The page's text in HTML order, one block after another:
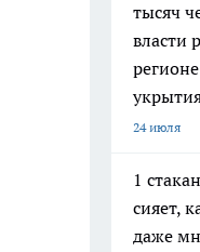
тысяч
власти
24 июля
1
сияет,
даже